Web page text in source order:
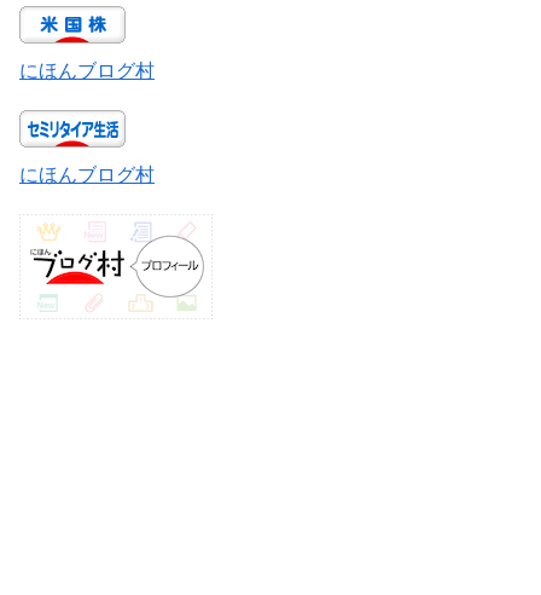
にほんブログ村
にほんブログ村